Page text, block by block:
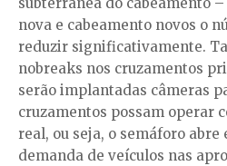
nova e cabeamento novos o
reduzir significativamente.
nobreaks nos cruzamentos
serão implantadas câmeras
cruzamentos possam operar
real, ou seja, o semáforo abre
demanda de veículos nas